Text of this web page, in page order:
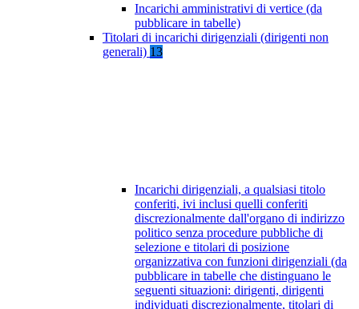
Incarichi amministrativi di vertice (da
pubblicare in tabelle)
Titolari di incarichi dirigenziali (dirigenti non
generali) 13
Incarichi dirigenziali, a qualsiasi titolo
conferiti, ivi inclusi quelli conferiti
discrezionalmente dall'organo di indirizzo
politico senza procedure pubbliche di
selezione e titolari di posizione
organizzativa con funzioni dirigenziali (da
pubblicare in tabelle che distinguano le
seguenti situazioni: dirigenti, dirigenti
individuati discrezionalmente, titolari di